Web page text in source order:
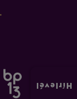
Hírlevél